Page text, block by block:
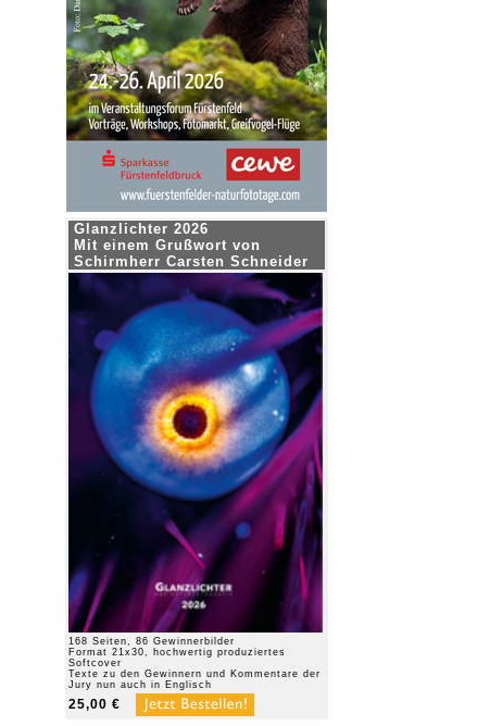
Glanzlichter 2026
Mit einem Grußwort von
Schirmherr Carsten Schneider
168 Seiten, 86 Gewinnerbilder
Format 21x30, hochwertig produziertes
Softcover
Texte zu den Gewinnern und Kommentare der
Jury nun auch in Englisch
25,00 €